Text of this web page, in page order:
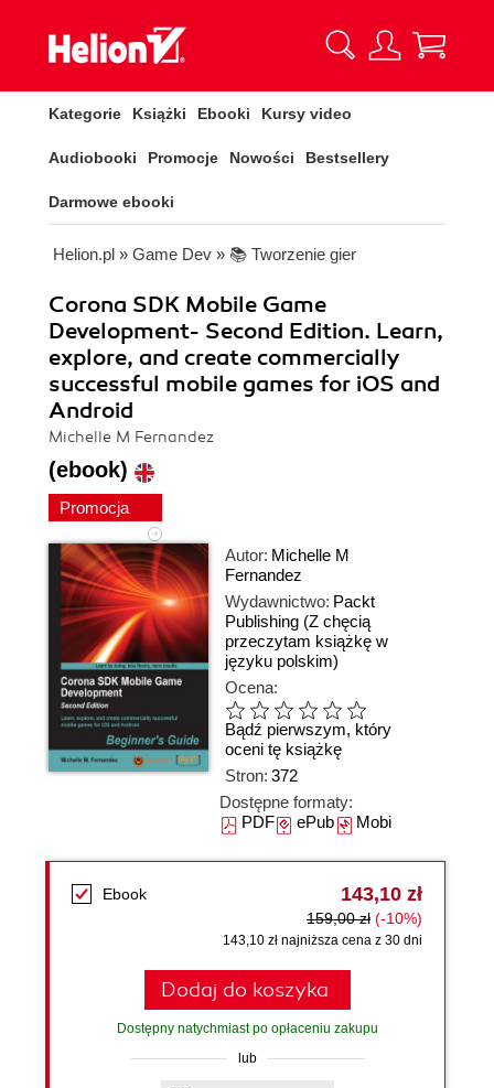
Kategorie Książki Ebooki Kursy video
Audiobooki Promocje Nowości Bestsellery
Darmowe ebooki
Helion.pl » Game Dev » 📚 Tworzenie gier
Corona SDK Mobile Game
Development- Second Edition. Learn,
explore, and create commercially
successful mobile games for iOS and
Android
Michelle M Fernandez
(ebook)
Promocja
Autor: Michelle M
Fernandez
Wydawnictwo: Packt
Publishing (Z chęcią
przeczytam książkę w
języku polskim)
Ocena:
Bądź pierwszym, który
oceni tę książkę
Stron: 372
Dostępne formaty:
PDFePubMobi
Ebook 143,10 zł
159,00 zł (-10%)
143,10 zł najniższa cena z 30 dni
Dodaj do koszyka
Dostępny natychmiast po opłaceniu zakupu
lub